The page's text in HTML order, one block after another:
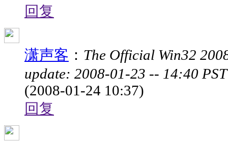
回复
潇声客 ： The Official Win32
update: 2008-01-23 -- 14:40
(2008-01-24 10:37)
回复